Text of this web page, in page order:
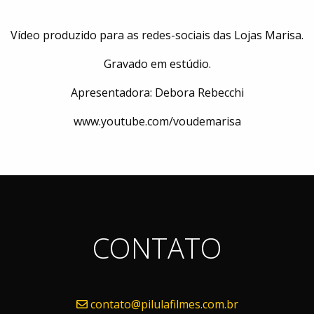
Vídeo produzido para as redes-sociais das Lojas Marisa.
Gravado em estúdio.
Apresentadora: Debora Rebecchi
www.youtube.com/voudemarisa
CONTATO
contato@pilulafilmes.com.br